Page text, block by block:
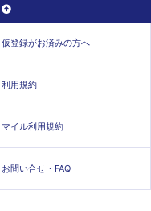
仮登録がお済みの方へ
利用規約
マイル利用規約
お問い合せ・FAQ